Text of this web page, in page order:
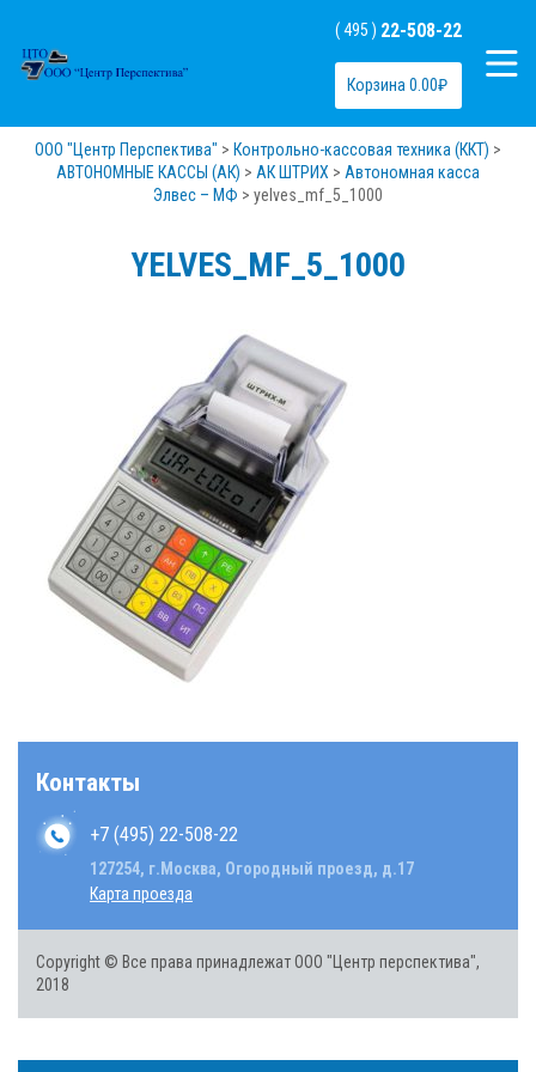
( 495 ) 22-508-22
Корзина 0.00₽
ООО "Центр Перспектива" > Контрольно-кассовая техника (ККТ) >
АВТОНОМНЫЕ КАССЫ (АК) > АК ШТРИХ > Автономная касса
Элвес – МФ > yelves_mf_5_1000
YELVES_MF_5_1000
Контакты
+7 (495) 22-508-22
127254, г.Москва, Огородный проезд, д.17
Карта проезда
Copyright © Все права принадлежат ООО "Центр перспектива",
2018